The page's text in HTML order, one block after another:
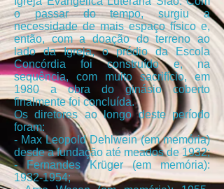
o passar do tempo, surgiu a
necessidade de mais espaço físico e,
então, com a doação do terreno ao
lado da Igreja, o prédio da Escola
Concórdia foi construído e, na
sequência, com muito sacrifício, em
1980 a obra do ginásio coberto
finalmente foi concluída.
Os diretores ao longo deste período
foram:
- Max Leopold Dehlwein (em memória)
desde a fundação até meados de 1932;
- Fernandes Krüger (em memória):
1932-1954;